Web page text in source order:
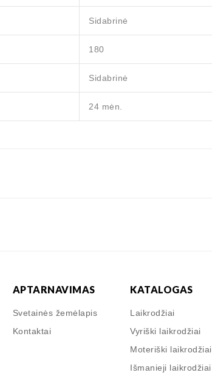
Sidabrinė
180
Sidabrinė
24 mėn.
APTARNAVIMAS
Svetainės žemėlapis
Kontaktai
KATALOGAS
Laikrodžiai
Vyriški laikrodžiai
Moteriški laikrodžiai
Išmanieji laikrodžiai